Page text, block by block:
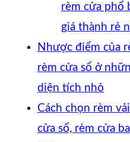
rèm cửa phổ
giá thành rẻ
Nhược điểm của
rèm cửa sổ ở
diện tích nhỏ
Cách chọn rèm
cửa sổ, rèm cửa